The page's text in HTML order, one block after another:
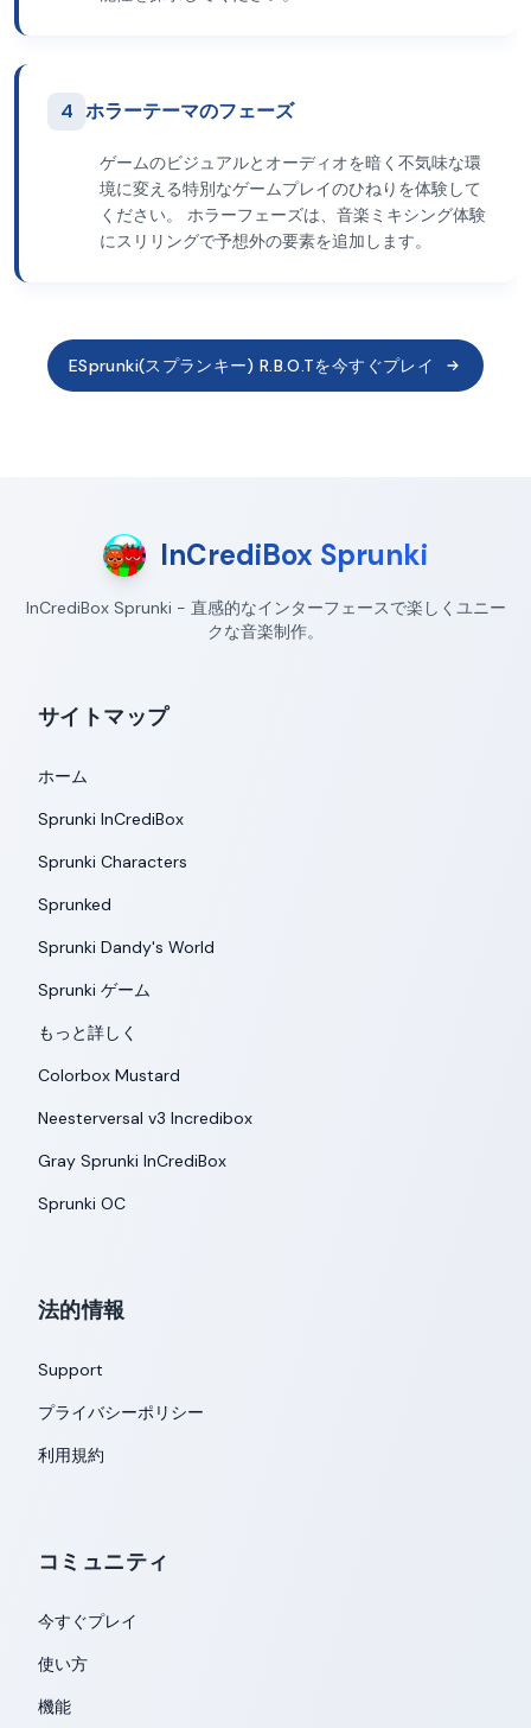
4 ホラーテーマのフェーズ
ゲームのビジュアルとオーディオを暗く不気味な環
境に変える特別なゲームプレイのひねりを体験して
ください。 ホラーフェーズは、音楽ミキシング体験
にスリリングで予想外の要素を追加します。
ESprunki(スプランキー) R.B.O.Tを今すぐプレイ
InCrediBox Sprunki
InCrediBox Sprunki - 直感的なインターフェースで楽しくユニー
クな音楽制作。
サイトマップ
ホーム
Sprunki InCrediBox
Sprunki Characters
Sprunked
Sprunki Dandy's World
Sprunki ゲーム
もっと詳しく
Colorbox Mustard
Neesterversal v3 Incredibox
Gray Sprunki InCrediBox
Sprunki OC
法的情報
Support
プライバシーポリシー
利用規約
コミュニティ
今すぐプレイ
使い方
機能